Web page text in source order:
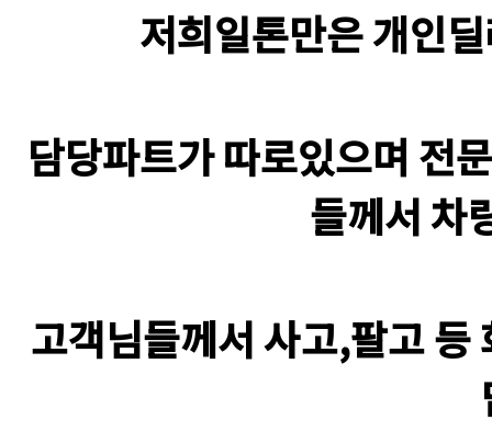
저희일톤만은 개인
담당파트가 따로있으며 전
들께서 차
고객님들께서 사고,팔고 등